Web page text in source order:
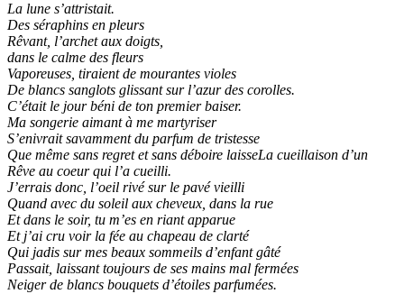
La lune s’attristait.
Des séraphins en pleurs
Rêvant, l’archet aux doigts,
dans le calme des fleurs
Vaporeuses, tiraient de mourantes violes
De blancs sanglots glissant sur l’azur des corolles.
C’était le jour béni de ton premier baiser.
Ma songerie aimant à me martyriser
S’enivrait savamment du parfum de tristesse
Que même sans regret et sans déboire laisseLa cueillaison d’un
Rêve au coeur qui l’a cueilli.
J’errais donc, l’oeil rivé sur le pavé vieilli
Quand avec du soleil aux cheveux, dans la rue
Et dans le soir, tu m’es en riant apparue
Et j’ai cru voir la fée au chapeau de clarté
Qui jadis sur mes beaux sommeils d’enfant gâté
Passait, laissant toujours de ses mains mal fermées
Neiger de blancs bouquets d’étoiles parfumées.